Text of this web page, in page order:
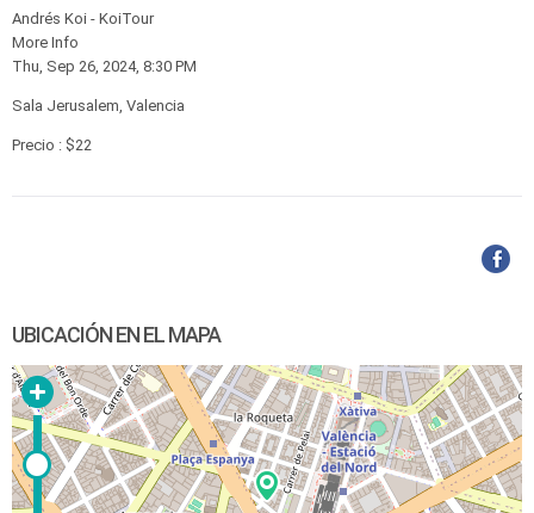
Andrés Koi - KoiTour
More Info
Thu, Sep 26, 2024, 8:30 PM
Sala Jerusalem, Valencia
Precio : $22
UBICACIÓN EN EL MAPA